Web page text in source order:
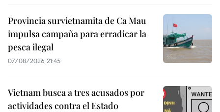
Provincia survietnamita de Ca Mau
impulsa campaña para erradicar la
pesca ilegal
07/08/2026 21:45
Vietnam busca a tres acusados por
actividades contra el Estado